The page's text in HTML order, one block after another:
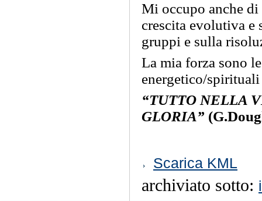
Mi occupo anche di
crescita evolutiva
gruppi e sulla
La mia forza sono
energetico/spirituali
“TUTTO NELLA
GLORIA”
sul
documento
Scarica KML
archiviato sotto: